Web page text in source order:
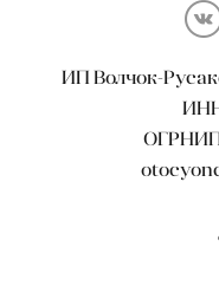
ИП Волчок-
ИНН
ОГРНИП